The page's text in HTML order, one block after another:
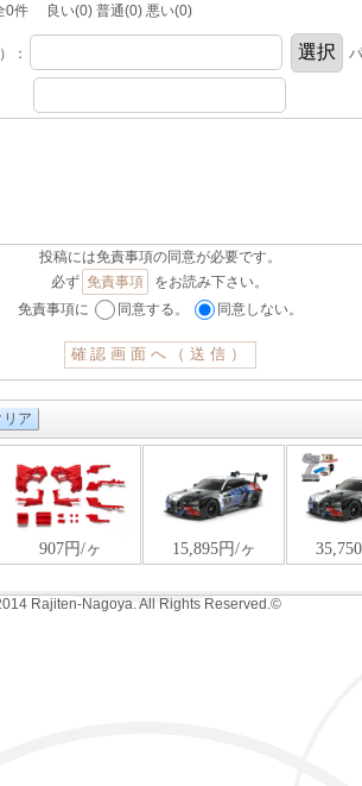
0件 良い(0) 普通(0) 悪い(0)
：
投稿には免責事項の同意が必要です。
必ず 免責事項
をお読み下さい。
免責事項に
同意する。 同意しない。
リア
Rajiten-Nagoya. All Rights Reserved.©